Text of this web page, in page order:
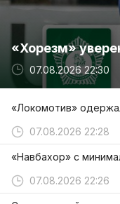
«Хорезм»
07.08.2026 22:30
«Локомотив»
07.08.2026 22:28
«Навбахор» с
07.08.2026 22:26